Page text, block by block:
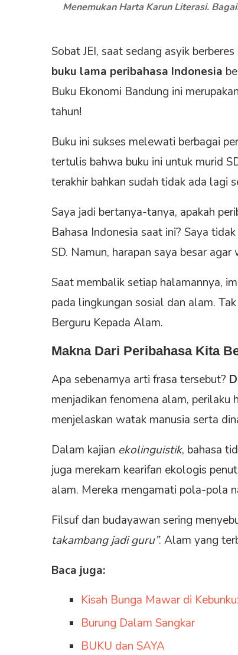
Menemukan Harta Karun Literasi.
Sobat JEI, saat sedang asyik
buku lama peribahasa Indonesia
Buku Ekonomi Bandung ini
tahun!
Buku ini sukses melewati berbagai
tertulis bahwa buku ini untuk murid
terakhir bahkan sudah tidak ada lagi
Saya jadi bertanya-tanya, apakah
Bahasa Indonesia saat ini? Saya
SD. Namun, harapan saya besar
Saat membalik setiap halamannya,
pada lingkungan sosial dan alam.
Berguru Kepada Alam.
Makna Dari Peribahasa Kita
Apa sebenarnya arti frasa tersebut?
menjadikan fenomena alam,
menjelaskan watak manusia serta
Dalam kajian ekolinguistik, bahasa
juga merekam kearifan ekologis
alam. Mereka mengamati pola-pola
Filsuf dan budayawan sering
takambang jadi guru”. Alam yang
Baca juga:
Kisah Bunga Mawar di
Burung Dalam Sangkar
BUKU dan SAYA